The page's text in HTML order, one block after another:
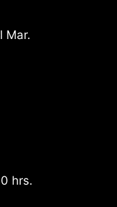
Mar.
hrs.